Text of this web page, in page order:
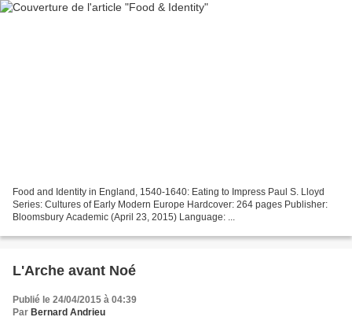
Food and Identity in England, 1540-1640: Eating to Impress Paul S. Lloyd
Series: Cultures of Early Modern Europe Hardcover: 264 pages Publisher:
Bloomsbury Academic (April 23, 2015) Language: ...
L'Arche avant Noé
Publié le 24/04/2015 à 04:39
Par Bernard Andrieu